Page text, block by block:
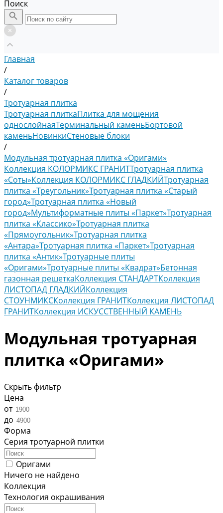
Поиск
Главная
/
Каталог товаров
/
Тротуарная плитка
Тротуарная плиткаПлитка для мощения
однослойнаяТерминальный каменьБортовой
каменьНовинкиСтеновые блоки
/
Модульная тротуарная плитка «Оригами»
Коллекция КОЛОРМИКС ГРАНИТТротуарная плитка
«Соты»Коллекция КОЛОРМИКС ГЛАДКИЙТротуарная
плитка «Треугольник»Тротуарная плитка «Старый
город»Тротуарная плитка «Новый
город»Мультиформатные плиты «Паркет»Тротуарная
плитка «Классико»Тротуарная плитка
«Прямоугольник»Тротуарная плитка
«Антара»Тротуарная плитка «Паркет»Тротуарная
плитка «Антик»Тротуарные плиты
«Оригами»Тротуарные плиты «Квадрат»Бетонная
газонная решеткаКоллекция СТАНДАРТКоллекция
ЛИСТОПАД ГЛАДКИЙКоллекция
СТОУНМИКСКоллекция ГРАНИТКоллекция ЛИСТОПАД
ГРАНИТКоллекция ИСКУССТВЕННЫЙ КАМЕНЬ
Модульная тротуарная
плитка «Оригами»
Скрыть фильтр
Цена
от
до
Форма
Серия тротуарной плитки
Оригами
Ничего не найдено
Коллекция
Технология окрашивания